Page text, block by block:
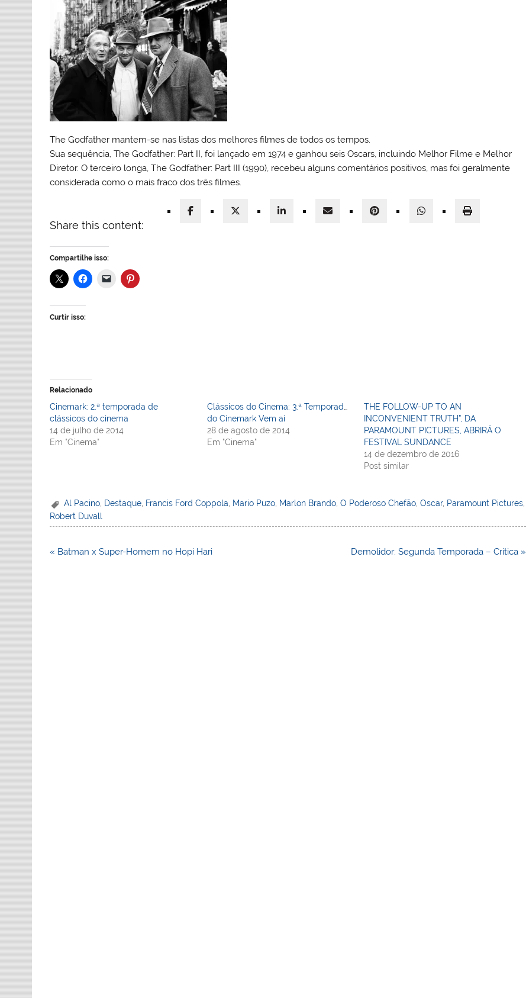
The Godfather mantem-se nas listas dos melhores filmes de todos os tempos.
Sua sequência, The Godfather: Part II, foi lançado em 1974 e ganhou seis Oscars, incluindo Melhor Filme e Melhor
Diretor. O terceiro longa, The Godfather: Part III (1990), recebeu alguns comentários positivos, mas foi geralmente
considerada como o mais fraco dos três filmes.
Share this content:
Compartilhe isso:
Curtir isso:
Relacionado
Cinemark: 2.ª temporada de
clássicos do cinema
14 de julho de 2014
Em "Cinema"
Clássicos do Cinema: 3.ª Temporada
do Cinemark Vem aí
28 de agosto de 2014
Em "Cinema"
THE FOLLOW-UP TO AN
INCONVENIENT TRUTH”, DA
PARAMOUNT PICTURES, ABRIRÁ O
FESTIVAL SUNDANCE
14 de dezembro de 2016
Post similar
Al Pacino Destaque Francis Ford Coppola Mario Puzo Marlon Brando ,O Poderoso Chefão ,Oscar, Paramount Pictures
Robert Duvall
Navegação
« Batman x Super-Homem no Hopi Hari Demolidor: Segunda Temporada – Crítica »